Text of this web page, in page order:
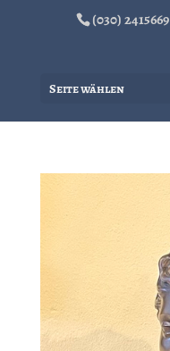
(030) 2415669
Seite wählen